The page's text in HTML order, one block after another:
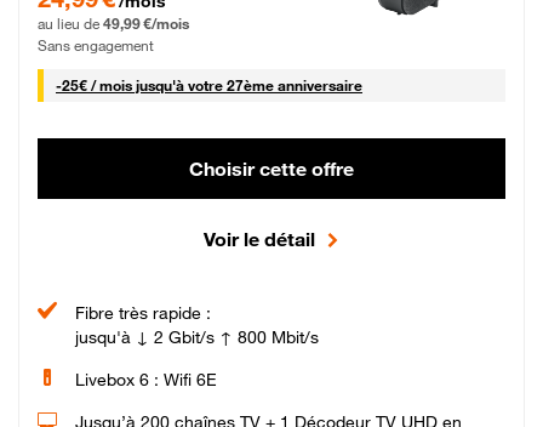
au lieu de 49,99 €/mois
Sans engagement
-25€ / mois25 € par mois
jusqu'à votre 27ème anniversaire
Choisir cette offre
Voir le détail
Fibre très rapide :
jusqu'à ↓ 2 Gbit/s ↑ 800 Mbit/s
Livebox 6 : Wifi 6E
Jusqu’à 200 chaînes TV + 1 Décodeur TV UHD en